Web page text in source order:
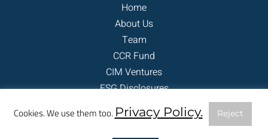
Home
About Us
Team
CCR Fund
CIM Ventures
ESG Disclosures
Contact
Cookies. We use them too. Privacy Policy. Reject